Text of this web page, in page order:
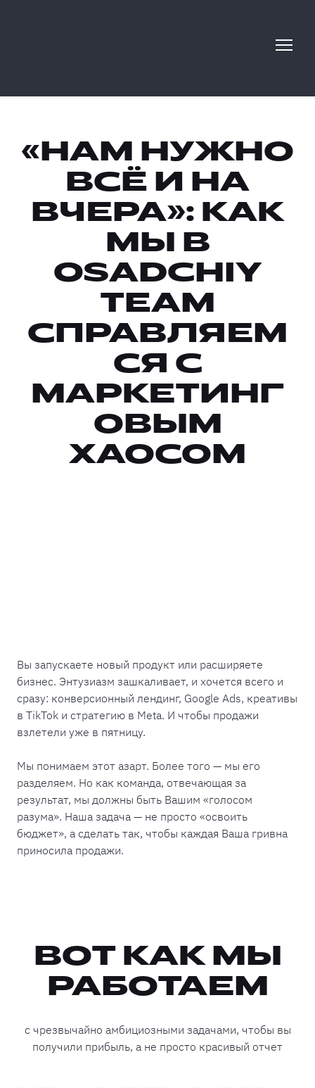
«НАМ НУЖНО
ВСЁ И НА
ВЧЕРА»: КАК
МЫ В
OSADCHIY
TEAM
СПРАВЛЯЕМ
СЯ С
МАРКЕТИНГ
ОВЫМ
ХАОСОМ
Вы запускаете новый продукт или расширяете
бизнес. Энтузиазм зашкаливает, и хочется всего и
сразу: конверсионный лендинг, Google Ads, креативы
в TikTok и стратегию в Meta. И чтобы продажи
взлетели уже в пятницу.
Мы понимаем этот азарт. Более того — мы его
разделяем. Но как команда, отвечающая за
результат, мы должны быть Вашим «голосом
разума». Наша задача — не просто «освоить
бюджет», а сделать так, чтобы каждая Ваша гривна
приносила продажи.
ВОТ КАК МЫ
РАБОТАЕМ
с чрезвычайно амбициозными задачами, чтобы вы
получили прибыль, а не просто красивый отчет